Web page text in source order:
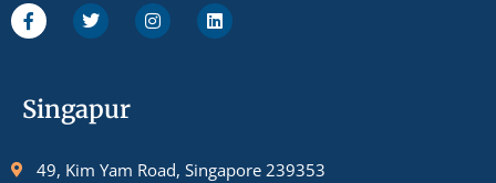
Singapur
49, Kim Yam Road, Singapore 239353